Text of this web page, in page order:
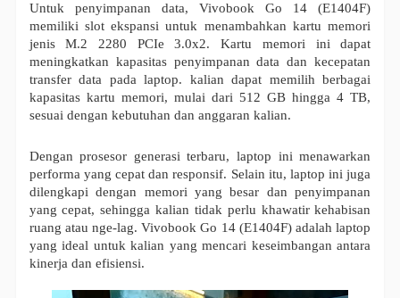
Untuk penyimpanan data, Vivobook Go 14 (E1404F)
memiliki slot ekspansi untuk menambahkan kartu memori
jenis M.2 2280 PCIe 3.0x2. Kartu memori ini dapat
meningkatkan kapasitas penyimpanan data dan kecepatan
transfer data pada laptop. kalian dapat memilih berbagai
kapasitas kartu memori, mulai dari 512 GB hingga 4 TB,
sesuai dengan kebutuhan dan anggaran kalian.
Dengan prosesor generasi terbaru, laptop ini menawarkan
performa yang cepat dan responsif. Selain itu, laptop ini juga
dilengkapi dengan memori yang besar dan penyimpanan
yang cepat, sehingga kalian tidak perlu khawatir kehabisan
ruang atau nge-lag. Vivobook Go 14 (E1404F) adalah laptop
yang ideal untuk kalian yang mencari keseimbangan antara
kinerja dan efisiensi.